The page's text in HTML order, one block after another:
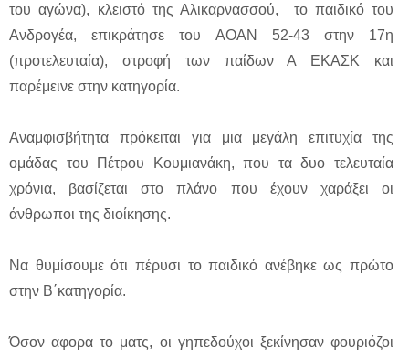
του αγώνα), κλειστό της Αλικαρνασσού, το παιδικό του
Ανδρογέα, επικράτησε του ΑΟΑΝ 52-43 στην 17η
(προτελευταία), στροφή των παίδων Α ΕΚΑΣΚ και
παρέμεινε στην κατηγορία.
Αναμφισβήτητα πρόκειται για μια μεγάλη επιτυχία της
ομάδας του Πέτρου Κουμιανάκη, που τα δυο τελευταία
χρόνια, βασίζεται στο πλάνο που έχουν χαράξει οι
άνθρωποι της διοίκησης.
Να θυμίσουμε ότι πέρυσι το παιδικό ανέβηκε ως πρώτο
στην Β΄κατηγορία.
Όσον αφορα το ματς, οι γηπεδούχοι ξεκίνησαν φουριόζοι